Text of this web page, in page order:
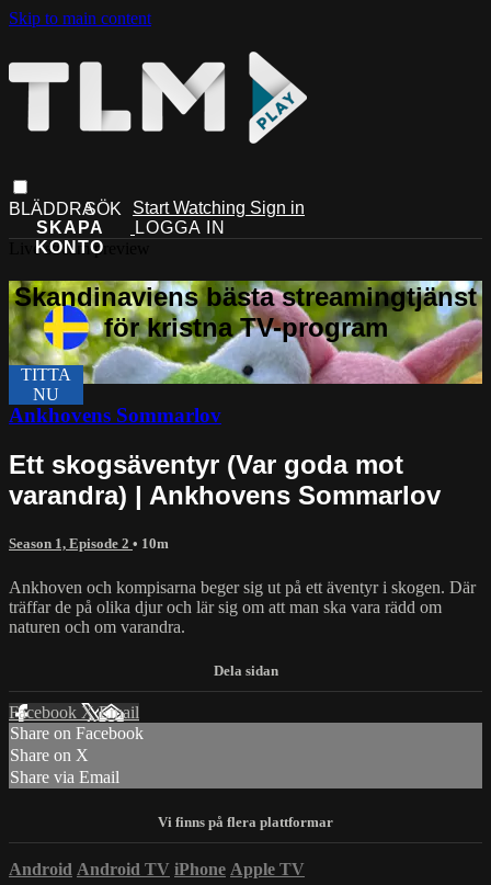
Skip to main content
Start Watching Sign in
Live stream preview
Ankhovens Sommarlov
Ett skogsäventyr (Var goda mot
varandra) | Ankhovens Sommarlov
Season 1, Episode 2 • 10m
Ankhoven och kompisarna beger sig ut på ett äventyr i skogen. Där
träffar de på olika djur och lär sig om att man ska vara rädd om
naturen och om varandra.
Facebook XEmail
Share on Facebook
Share on X
Share via Email
Android Android TV iPhone Apple TV